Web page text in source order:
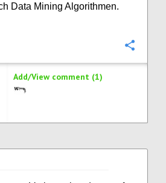
Data Mining Algorithmen.
Add/View comment (1)